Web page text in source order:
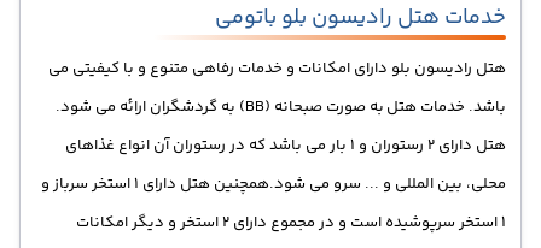
خدمات هتل رادیسون بلو باتومی
هتل رادیسون بلو دارای امکانات و خدمات رفاهی متنوع و با کیفیتی می
باشد. خدمات هتل
به صورت صبحانه (BB) به گردشگران ارائه می شود.
هتل دارای 2 رستوران و 1 بار می باشد که در رستوران آن انواع غذاهای
محلی، بین المللی و ... سرو می شود.همچنین هتل دارای 1 استخر سرباز و
1 استخر سرپوشیده است و در مجموع دارای 2 استخر و دیگر امکانات